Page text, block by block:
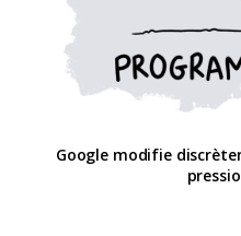
Google modifie